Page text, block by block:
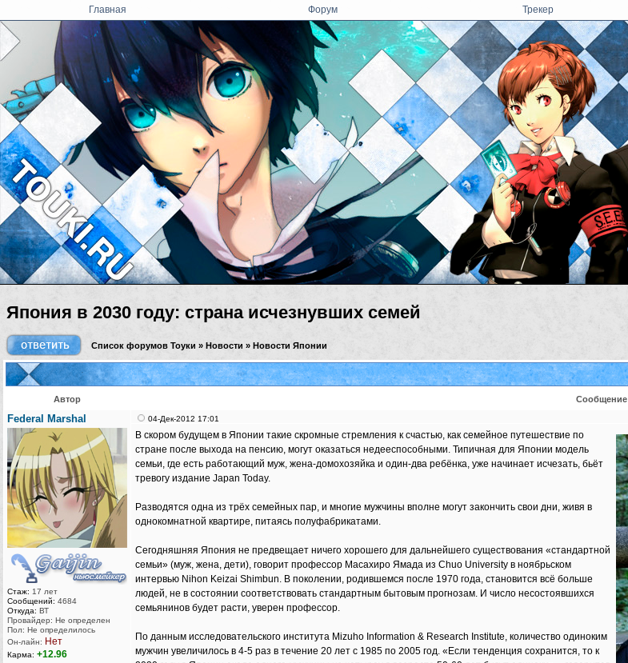
Главная Форум Трекер
Япония в 2030 году: страна исчезнувших семей
Список форумов Тоуки » Новости » Новости Японии
Автор Сообщение
Federal Marshal
Стаж: 17 лет
Сообщений: 4684
Откуда: ВТ
Провайдер: Не определен
Пол: Не определилось
Он-лайн: Нет
Карма: +12.96
04-Дек-2012 17:01
В скором будущем в Японии такие скромные стремления к счастью, как семейное путешествие по
стране после выхода на пенсию, могут оказаться недееспособными. Типичная для Японии модель
семьи, где есть работающий муж, жена-домохозяйка и один-два ребёнка, уже начинает исчезать, бьёт
тревогу издание Japan Today.
Разводятся одна из трёх семейных пар, и многие мужчины вполне могут закончить свои дни, живя в
однокомнатной квартире, питаясь полуфабрикатами.
Сегодняшняя Япония не предвещает ничего хорошего для дальнейшего существования «стандартной
семьи» (муж, жена, дети), говорит профессор Масахиро Ямада из Chuo University в ноябрьском
интервью Nihon Keizai Shimbun. В поколении, родившемся после 1970 года, становится всё больше
людей, не в состоянии соответствовать стандартным бытовым прогнозам. И число несостоявшихся
семьянинов будет расти, уверен профессор.
По данным исследовательского института Mizuho Information & Research Institute, количество одиноким
мужчин увеличилось в 4-5 раз в течение 20 лет с 1985 по 2005 год. «Если тенденция сохранится, то к